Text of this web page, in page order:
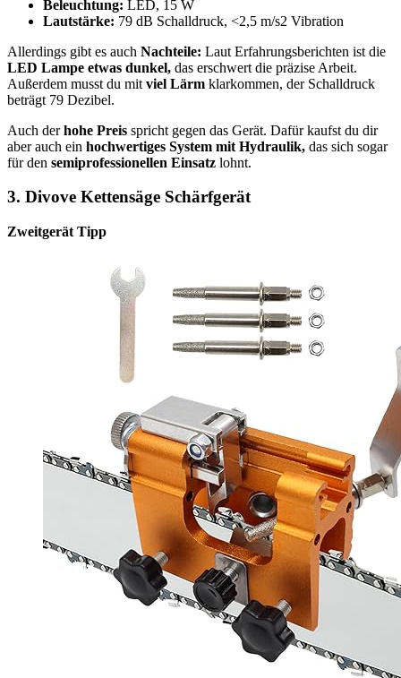
Beleuchtung: LED, 15 W
Lautstärke: 79 dB Schalldruck, <2,5 m/s2 Vibration
Allerdings gibt es auch Nachteile: Laut Erfahrungsberichten ist die
LED Lampe etwas dunkel, das erschwert die präzise Arbeit.
Außerdem musst du mit viel Lärm klarkommen, der Schalldruck
beträgt 79 Dezibel.
Auch derhohe Preis spricht gegen das Gerät. Dafür kaufst du dir
aber auch ein hochwertiges System mit Hydraulik, das sich sogar
für den semiprofessionellen Einsatz lohnt.
3. Divove Kettensäge Schärfgerät
Zweitgerät Tipp